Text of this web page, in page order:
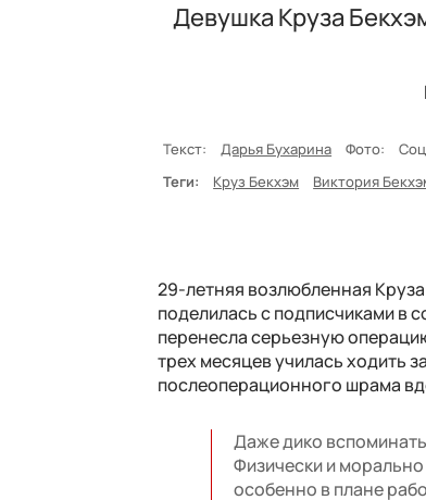
Девушка Круза
Текст: Дарья Бухарина Фото:
Теги:
Круз Бекхэм Виктория
29-летняя возлюбленная
поделилась с подписчиками в
перенесла серьезную
трех месяцев училась ходить
послеоперационного шрама
Даже дико
Физически и
особенно в плане